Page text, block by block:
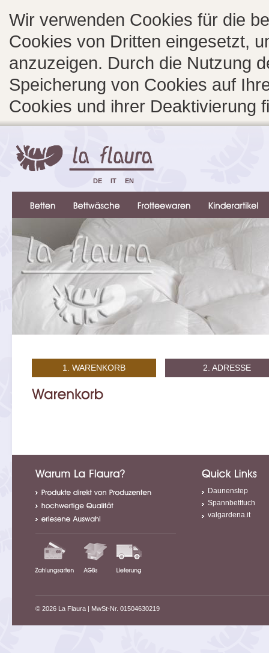
Wir verwenden Cookies für die
Cookies von Dritten eingesetzt,
anzuzeigen. Durch die Nutzung
Speicherung von Cookies auf
Cookies und ihrer Deaktivierung
1. WARENKORB 2. ADRESSE
DE IT EN
Daunenstep
Spannbetttuch
valgardena.it
© 2026 La Flaura| MwSt-Nr. 01504630219